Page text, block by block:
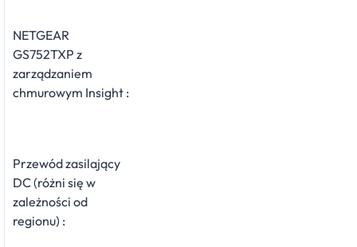
NETGEAR
GS752TXP z
zarządzaniem
chmurowym Insight :
Przewód zasilający
DC (różni się w
zależności od
regionu) :